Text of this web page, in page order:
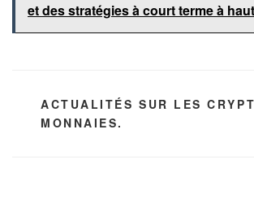
et des stratégies à court terme à
CATÉGORIES
ACTUALITÉS SUR LES
MONNAIES.